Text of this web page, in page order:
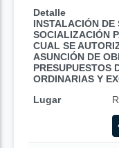
Detalle
INSTALACIÓN DE
SOCIALIZACIÓN
CUAL SE
ASUNCIÓN DE
PRESUPUESTOS
ORDINARIAS Y
Lugar